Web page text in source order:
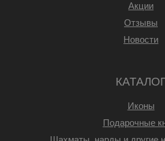
Акции
Отзывы
Новости
Иконы
Подарочные